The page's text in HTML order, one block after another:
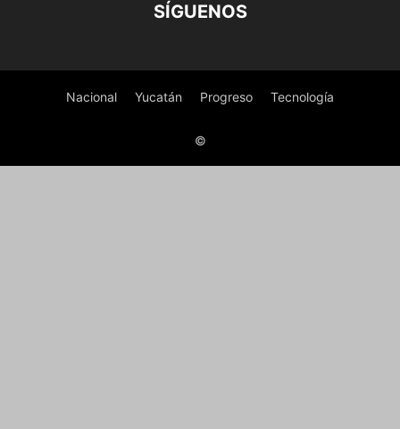
SÍGUENOS
Nacional Yucatán Progreso Tecnología
©